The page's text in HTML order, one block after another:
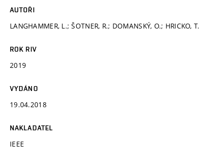
AUTOŘI
LANGHAMMER, L.; ŠOTNER, R.; DOMANSKÝ, O.; HRICKO, T.
ROK RIV
2019
VYDÁNO
19.04.2018
NAKLADATEL
IEEE